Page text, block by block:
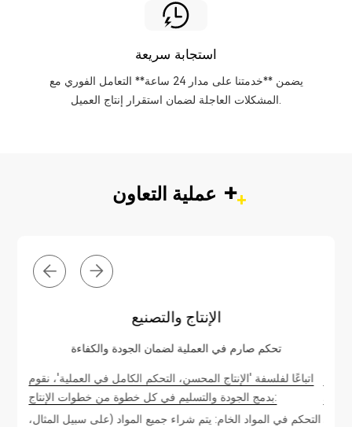
استجابة سريعة
يضمن **خدمتنا على مدار 24 ساعة** التعامل الفوري مع
عملية التعاون +
الإنتاج والتصنيع
تحكم صارم في العملية لضمان الجودة والكفاءة
اتباعًا لفلسفة 'الإنتاج المحسن، التحكم الكامل في العملية'، نقوم
بدمج الجودة والتسليم في كل خطوة من خطوات الإنتاج:
التحكم في المواد الخام: يتم شراء جميع المواد (على سبيل المثال،